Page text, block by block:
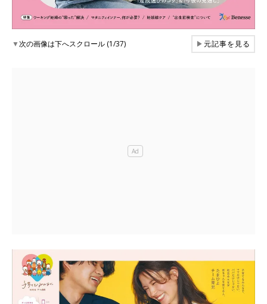
▼次の画像は下へスクロール (1/37) ▶元記事を見る